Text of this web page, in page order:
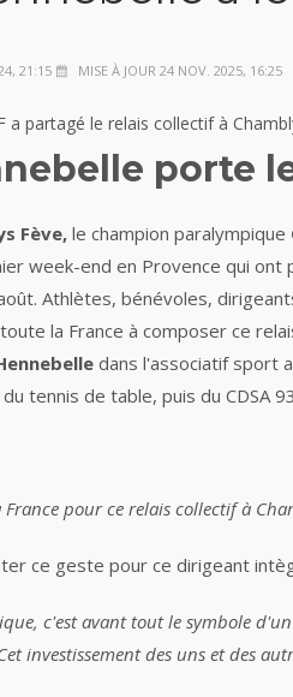
21:15 MISE À JOUR 24 NOV. 2025, 16:25
a partagé le relais collectif à
porte
Fève,le champion paralympique
week-end en Provence qui
Athlètes, bénévoles,
la France à composer ce
dans l'associatif sport
tennis de table, puis du CDSA
pour ce relais collectif à
ce geste pour ce dirigeant
c'est avant tout le symbole
investissement des uns et des